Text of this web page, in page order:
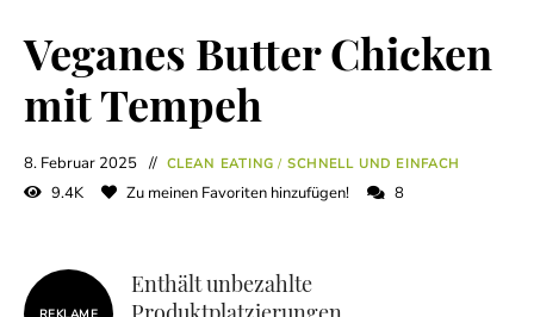
Veganes Butter Chicken
mit Tempeh
8. Februar 2025 CLEAN EATING / SCHNELL UND EINFACH
9.4K Zu meinen Favoriten hinzufügen! 8
Enthält unbezahlte